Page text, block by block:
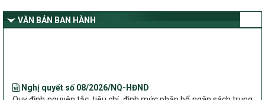
dân tộc thiểu số và miền núi giai đoạn 2026 – 2030 trên địa bàn tỉnh
Nghệ An
VĂN BẢN BAN HÀNH
Quy định nguyên tắc, tiêu chí, định mức phân bổ ngân sách trung
ương thực hiện Chương trình mục tiêu quốc gia xây dựng nông